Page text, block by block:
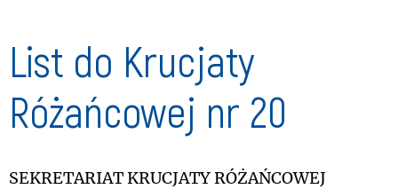
List do Krucjaty
Różańcowej nr 20
Sekretariat Krucjaty Różańcowej